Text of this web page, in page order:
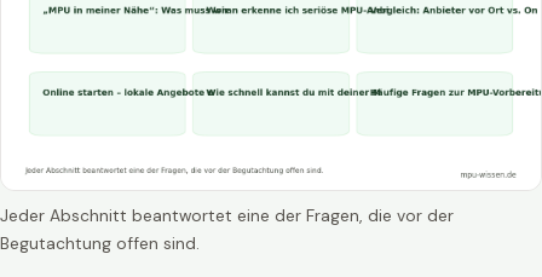
Jeder Abschnitt beantwortet eine der Fragen, die vor der
Begutachtung offen sind.